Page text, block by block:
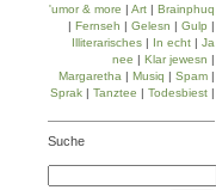
'umor & more | Art | Brainphuq
| Fernseh | Gelesn | Gulp |
Illiterarisches | In echt | Ja
nee | Klar jewesn |
Margaretha | Musiq | Spam |
Sprak | Tanztee | Todesbiest |
Suche